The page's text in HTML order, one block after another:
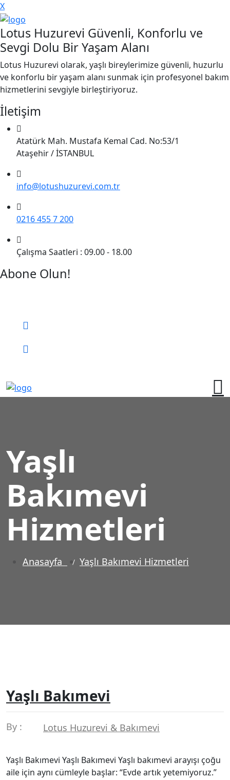
X
Lotus Huzurevi Güvenli, Konforlu ve
Sevgi Dolu Bir Yaşam Alanı
Lotus Huzurevi olarak, yaşlı bireylerimize güvenli, huzurlu
ve konforlu bir yaşam alanı sunmak için profesyonel bakım
hizmetlerini sevgiyle birleştiriyoruz.
İletişim
Atatürk Mah. Mustafa Kemal Cad. No:53/1
Ataşehir / İSTANBUL
info@lotushuzurevi.com.tr
0216 455 7 200
Çalışma Saatleri : 09.00 - 18.00
Abone Olun!
Yaşlı
Bakımevi
Hizmetleri
Anasayfa Yaşlı Bakımevi Hizmetleri
Yaşlı Bakımevi
By : Lotus Huzurevi & Bakımevi
Yaşlı Bakımevi Yaşlı Bakımevi Yaşlı bakımevi arayışı çoğu
aile için aynı cümleyle başlar: “Evde artık yetemiyoruz.”